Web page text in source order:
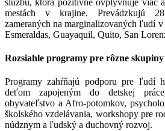
mestách v krajine. Prevádzkujú 28
zameraných na marginalizovaných ľudí v
Esmeraldas, Guayaquil, Quito, San
Rozsiahle programy pre rôzne skupiny
Programy zahŕňajú podporu pre ľudí
deťom zapojeným do detskej
obyvateľstvo a Afro-potomkov,
školského vzdelávania, workshopy pre
núdznym a ľudský a duchovný rozvoj.